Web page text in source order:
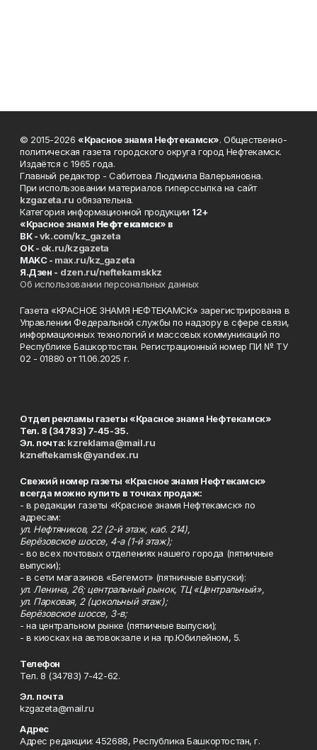
© 2015-2026 «Красное знамя Нефтекамск». Общественно-
политическая газета городского округа город Нефтекамск.
Издаётся с 1965 года.
Главный редактор - Сабитова Людмила Валерьяновна.
При использовании материалов гиперссылка на сайт
kzgazeta.ru обязательна.
Категория информационной продукции 12+
«Красное знамя Нефтекамск» в
ВК -vk.com/kz_gazeta
ОК - ok.ru/kzgazeta
MAKC - max.ru/kz_gazeta
Я.Дзен - dzen.ru/neftekamskkz
Об использовании персональных данных
Газета «КРАСНОЕ ЗНАМЯ НЕФТЕКАМСК» зарегистрирована в
Управлении Федеральной службы по надзору в сфере связи,
информационных технологий и массовых коммуникаций по
Республике Башкортостан. Регистрационный номер ПИ № ТУ
02 - 01880 от 11.06.2025 г.
Отдел рекламы газеты «Красное знамя Нефтекамск»
Тел. 8 (34783) 7-45-35.
Эл. почта: kzreklama@mail.ru
kzneftekamsk@yandex.ru
Свежий номер газеты «Красное знамя Нефтекамск»
всегда можно купить в точках продаж:
- в редакции газеты «Красное знамя Нефтекамск» по
адресам:
ул. Нефтяников, 22 (2-й этаж, каб. 214),
Берёзовское шоссе, 4-а (1-й этаж);
- во всех почтовых отделениях нашего города (пятничные
выпуски);
- в сети магазинов «Бегемот» (пятничные выпуски):
ул. Ленина, 26; центральный рынок, ТЦ «Центральный»,
ул. Парковая, 2 (цокольный этаж);
Берёзовское шоссе, 3-в;
- на центральном рынке (пятничные выпуски);
- в киосках на автовокзале и на пр.Юбилейном, 5.
Телефон
Тел. 8 (34783) 7-42-62.
Эл. почта
kzgazeta@mail.ru
Адрес
Адрес редакции: 452688, Республика Башкортостан, г.